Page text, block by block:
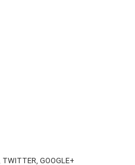
TWITTER, GOOGLE+